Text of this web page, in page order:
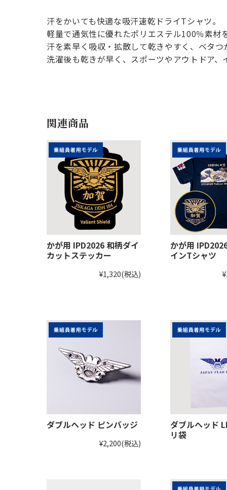
汗をかいても快適な吸汗速乾ドライTシャツ。
軽量で通気性に優れたポリエステル100％素材
汗を素早く吸収・拡散して乾きやすく、ベタ
洗濯後も乾きが早く、スポーツやアウトドア
関連商品
かが用 IPD2026 和柄ダイ
カットステッカー
¥1,320(税込)
かが用
インTシャツ
ダブルヘッド ピンバッジ
¥2,200(税込)
ダブルヘッド
リ袋